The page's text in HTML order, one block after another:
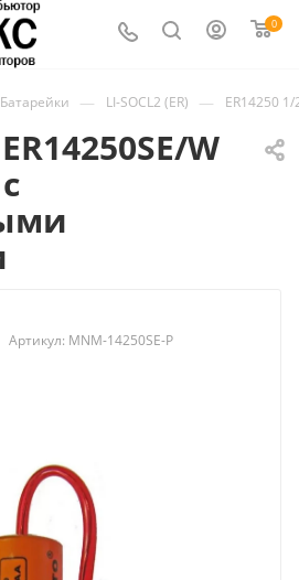
0
Батарейки — LI-SOCL2 (ER) — ER14250 1/
W
Артикул: MNM-14250SE-P